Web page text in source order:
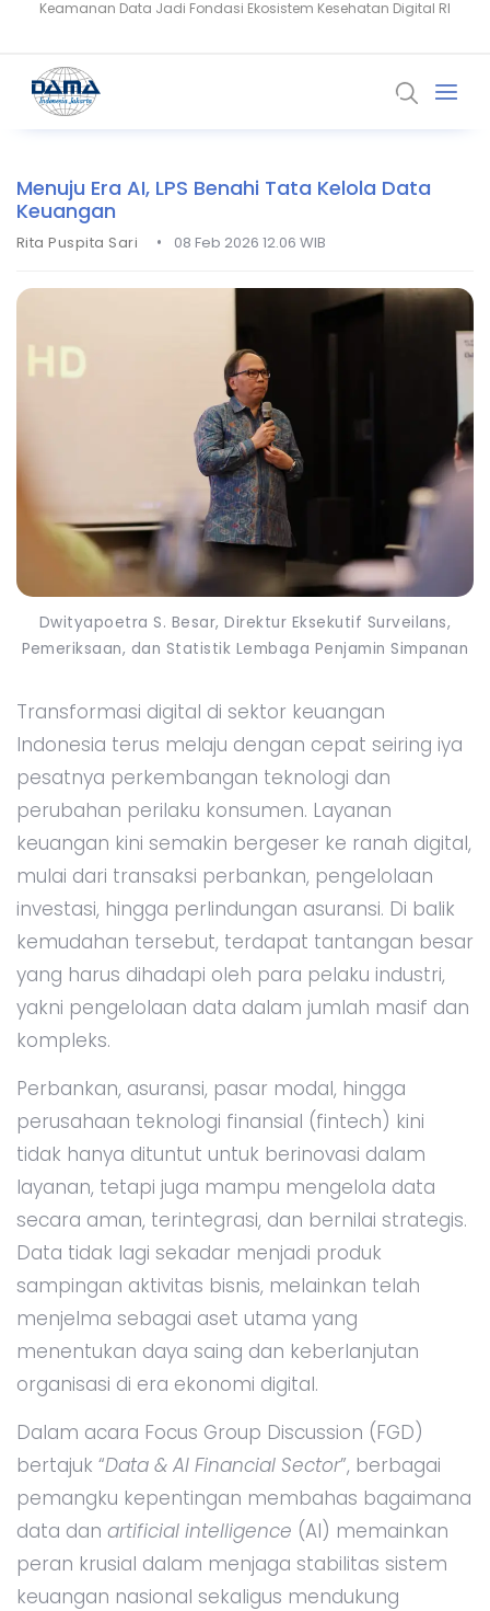
Snowflake Dorong Industri Keuangan Bangun AI Berbasis Data
Menuju Era AI, LPS Benahi Tata Kelola Data
Keuangan
Rita Puspita Sari • 08 Feb 2026 12.06 WIB
Dwityapoetra S. Besar, Direktur Eksekutif Surveilans,
Pemeriksaan, dan Statistik Lembaga Penjamin Simpanan
Transformasi digital di sektor keuangan
Indonesia terus melaju dengan cepat seiring iya
pesatnya perkembangan teknologi dan
perubahan perilaku konsumen. Layanan
keuangan kini semakin bergeser ke ranah digital,
mulai dari transaksi perbankan, pengelolaan
investasi, hingga perlindungan asuransi. Di balik
kemudahan tersebut, terdapat tantangan besar
yang harus dihadapi oleh para pelaku industri,
yakni pengelolaan data dalam jumlah masif dan
kompleks.
Perbankan, asuransi, pasar modal, hingga
perusahaan teknologi finansial (fintech) kini
tidak hanya dituntut untuk berinovasi dalam
layanan, tetapi juga mampu mengelola data
secara aman, terintegrasi, dan bernilai strategis.
Data tidak lagi sekadar menjadi produk
sampingan aktivitas bisnis, melainkan telah
menjelma sebagai aset utama yang
menentukan daya saing dan keberlanjutan
organisasi di era ekonomi digital.
Dalam acara Focus Group Discussion (FGD)
bertajuk “Data & AI Financial Sector”, berbagai
pemangku kepentingan membahas bagaimana
data dan artificial intelligence (AI) memainkan
peran krusial dalam menjaga stabilitas sistem
keuangan nasional sekaligus mendukung